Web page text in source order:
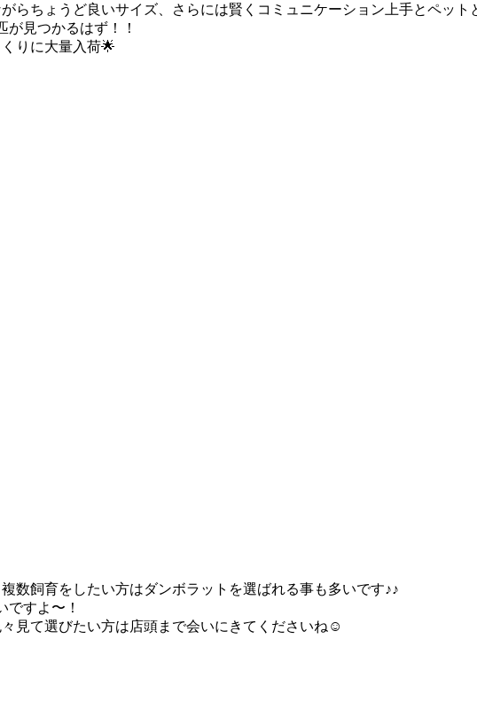
らちょうど良いサイズ、さらには賢くコミュニケーション上手とペッ
見つかるはず！！
りに大量入荷🌟
数飼育をしたい方はダンボラットを選ばれる事も多いです♪♪
ですよ〜！
見て選びたい方は店頭まで会いにきてくださいね☺️